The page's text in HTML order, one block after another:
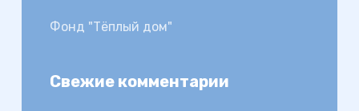
Фонд "Тёплый дом"
Свежие комментарии